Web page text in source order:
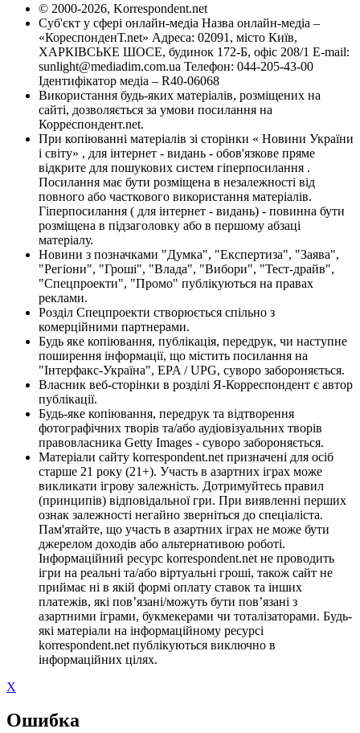
© 2000-2026, Korrespondent.net
Суб'єкт у сфері онлайн-медіа Назва онлайн-медіа –
«КореспонденТ.net» Адреса: 02091, місто Київ,
ХАРКІВСЬКЕ ШОСЕ, будинок 172-Б, офіс 208/1 E-mail:
sunlight@mediadim.com.ua Телефон: 044-205-43-00
Ідентифікатор медіа – R40-06068
Використання будь-яких матеріалів, розміщених на
сайті, дозволяється за умови посилання на
Корреспондент.net.
При копіюванні матеріалів зі сторінки « Новини України
і світу» , для інтернет - видань - обов'язкове пряме
відкрите для пошукових систем гіперпосилання .
Посилання має бути розміщена в незалежності від
повного або часткового використання матеріалів.
Гіперпосилання ( для інтернет - видань) - повинна бути
розміщена в підзаголовку або в першому абзаці
матеріалу.
Новини з позначками "Думка", "Експертиза", "Заява",
"Регіони", "Гроші", "Влада", "Вибори", "Тест-драйв",
"Спецпроекти", "Промо" публікуються на правах
реклами.
Розділ Спецпроекти створюється спільно з
комерційними партнерами.
Будь яке копіювання, публікація, передрук, чи наступне
поширення інформації, що містить посилання на
"Інтерфакс-Україна", EPA / UPG, суворо забороняється.
Власник веб-сторінки в розділі Я-Корреспондент є автор
публікації.
Будь-яке копіювання, передрук та відтворення
фотографічних творів та/або аудіовізуальних творів
правовласника Getty Images - суворо забороняється.
Матеріали сайту korrespondent.net призначені для осіб
старше 21 року (21+). Участь в азартних іграх може
викликати ігрову залежність. Дотримуйтесь правил
(принципів) відповідальної гри. При виявленні перших
ознак залежності негайно зверніться до спеціаліста.
Пам'ятайте, що участь в азартних іграх не може бути
джерелом доходів або альтернативою роботі.
Інформаційний ресурс korrespondent.net не проводить
ігри на реальні та/або віртуальні гроші, також сайт не
приймає ні в якій формі оплату ставок та інших
платежів, які пов’язані/можуть бути пов’язані з
азартними іграми, букмекерами чи тоталізаторами. Будь-
які матеріали на інформаційному ресурсі
korrespondent.net публікуються виключно в
інформаційних цілях.
X
Ошибка